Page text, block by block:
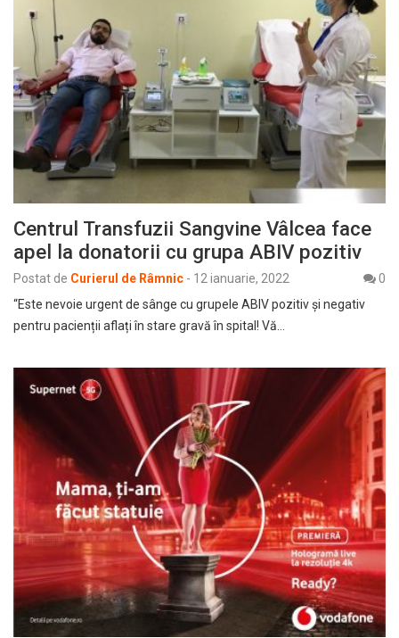
Centrul Transfuzii Sangvine Vâlcea face
apel la donatorii cu grupa ABIV pozitiv
Postat de Curierul de Râmnic - 12 ianuarie, 2022
0
“Este nevoie urgent de sânge cu grupele ABIV pozitiv și negativ
pentru pacienții aflați în stare gravă în spital! Vă…